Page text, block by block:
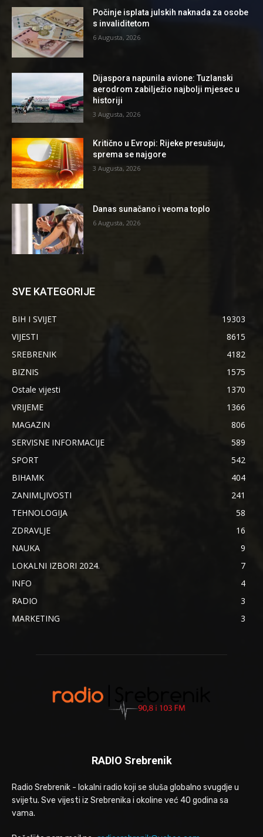
Počinje isplata julskih naknada za osobe
s invaliditetom
6 Augusta, 2026
Dijaspora napunila avione: Tuzlanski
aerodrom zabilježio najbolji mjesec u
historiji
3 Augusta, 2026
Kritično u Evropi: Rijeke presušuju,
sprema se najgore
3 Augusta, 2026
Danas sunačano i veoma toplo
6 Augusta, 2026
SVE KATEGORIJE
BIH I SVIJET
19303
VIJESTI
8615
SREBRENIK
4182
BIZNIS
1575
Ostale vijesti
1370
VRIJEME
1366
MAGAZIN
806
SERVISNE INFORMACIJE
589
SPORT
542
BIHAMK
404
ZANIMLJIVOSTI
241
TEHNOLOGIJA
58
ZDRAVLJE
16
NAUKA
9
LOKALNI IZBORI 2024.
7
INFO
4
RADIO
3
MARKETING
3
RADIO Srebrenik
Radio Srebrenik - lokalni radio koji se sluša globalno svugdje u
svijetu. Sve vijesti iz Srebrenika i okoline već 40 godina sa
vama.